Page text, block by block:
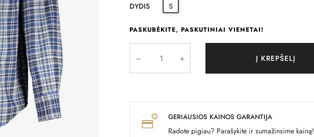
DYDIS S
PASKUBĖKITE, PASKUTINIAI VIENETAI!
Į KREPŠELĮ
GERIAUSIOS KAINOS GARANTIJA
Radote pigiau? Parašykite ir sumažinsime kainą!